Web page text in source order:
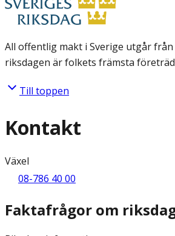
All offentlig makt i Sverige utgår
riksdagen är folkets främsta
Till toppen
Kontakt
Växel
08-786 40 00
Faktafrågor om